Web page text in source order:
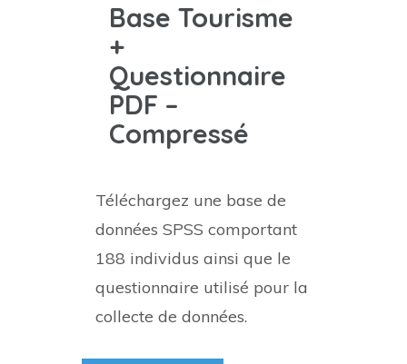
Base Tourisme
+
Questionnaire
PDF –
Compressé
Téléchargez une base de
données SPSS comportant
188 individus ainsi que le
questionnaire utilisé pour la
collecte de données.